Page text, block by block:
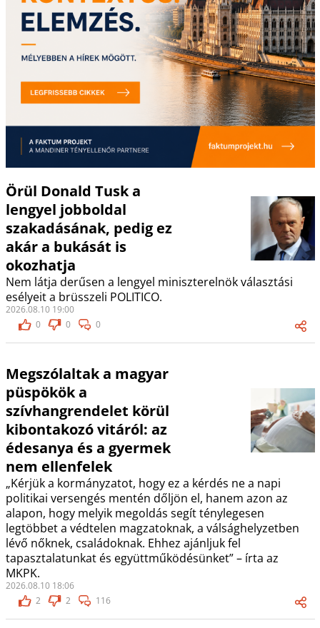
Örül Donald Tusk a
lengyel jobboldal
szakadásának, pedig ez
akár a bukását is
okozhatja
Nem látja derűsen a lengyel miniszterelnök választási
esélyeit a brüsszeli POLITICO.
2026.08.10 19:00
0
0 0
Megszólaltak a magyar
püspökök a
szívhangrendelet körül
kibontakozó vitáról: az
édesanya és a gyermek
nem ellenfelek
„Kérjük a kormányzatot, hogy ez a kérdés ne a napi
politikai versengés mentén dőljön el, hanem azon az
alapon, hogy melyik megoldás segít ténylegesen
legtöbbet a védtelen magzatoknak, a válsághelyzetben
lévő nőknek, családoknak. Ehhez ajánljuk fel
tapasztalatunkat és együttműködésünket” – írta az
MKPK.
2026.08.10 18:06
2
2 116